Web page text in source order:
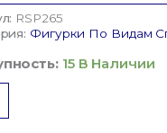
RSP265
Фигурки По Видам
15 В Наличии